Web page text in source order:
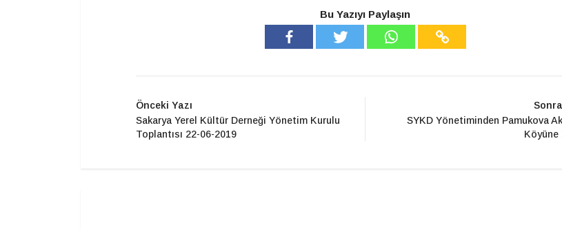
Bu Yazıyı Paylaşın
Önceki Yazı
Sakarya Yerel Kültür Derneği Yönetim Kurulu
Toplantısı 22-06-2019
SYKD Yönetiminden Pamukova
Köyüne